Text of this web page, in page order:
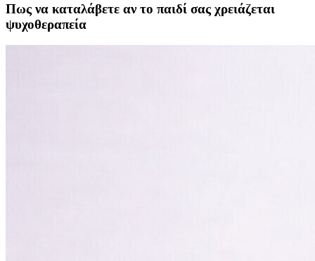
Πως να καταλάβετε αν το παιδί σας χρειάζεται
ψυχοθεραπεία